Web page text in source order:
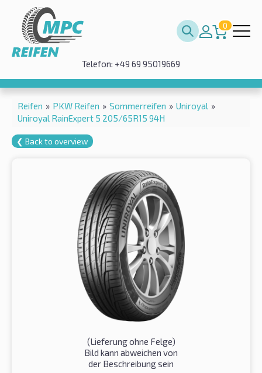
0
Telefon: +49 69 95019669
Reifen » PKW Reifen » Sommerreifen » Uniroyal »
Uniroyal RainExpert 5 205/65R15 94H
❮ Back to overview
(Lieferung ohne Felge)
Bild kann abweichen von
der Beschreibung sein